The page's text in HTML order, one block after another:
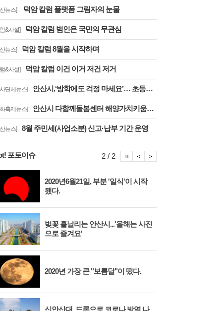
뉴스] 덕암 칼럼 플랫폼 그림자의 눈물
&사설] 덕암 칼럼 범인은 국민의 무관심
뉴스] 덕암 칼럼 8월을 시작하며
&사설] 덕암 칼럼 이건 이거 저건 저거
단체뉴스] 안산시,‘방학에도 걱정 마세요’… 초등방학 틈새돌봄사업 추진
축제뉴스] 안산시 다함께돌봄센터 해양가치키움터, 합창축제에서 감동의 무대
뉴스] 8월 주민세(사업소분) 신고·납부 기간 운영
포토이슈
2020년6월21일, 부분 '일식'이 시작
됐다.
벚꽃 흩날리는 안산시...'올해는 사진
으로 즐겨요'
2020년 가장 큰 "보름달"이 떴다.
신안산대, 드론으로 코로나 방역 나
2 / 2 포토이슈 이전보기
포토이슈 정지